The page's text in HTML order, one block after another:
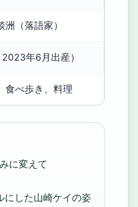
洲（落語家）
年6月出産）
食べ歩き、料理
に変えて
にした山崎ケイの姿